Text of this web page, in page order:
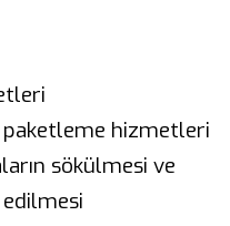
hizmetleri
sökülmesi ve